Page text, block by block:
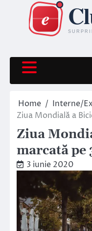
content
Home
Interne/
Ziua Mondială a
Ziua
marcată pe
3 iunie 2020